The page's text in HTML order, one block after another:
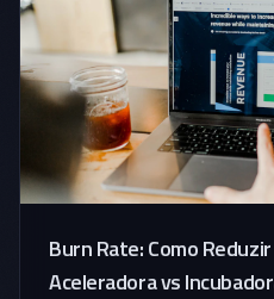
Burn Rate: Como
Aceleradora vs